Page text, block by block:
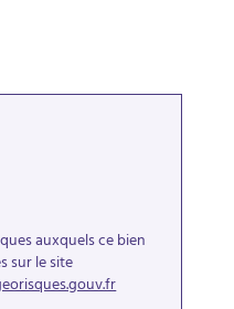
auxquels ce bien
sur le site